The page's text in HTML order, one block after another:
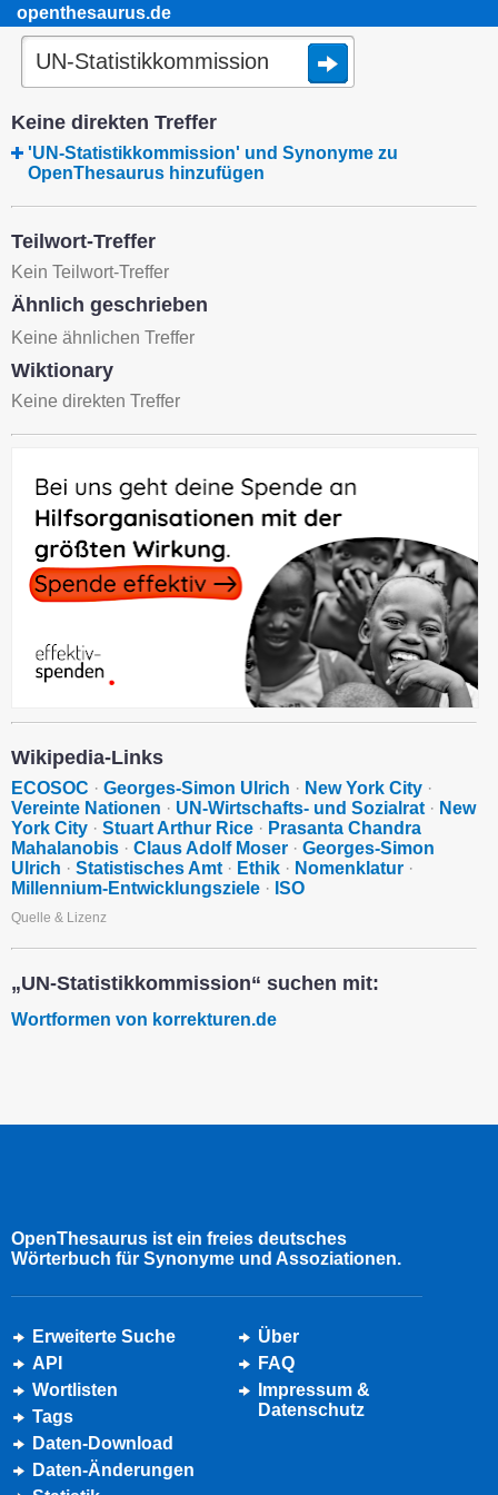
openthesaurus.de
Keine direkten Treffer
'UN-Statistikkommission' und Synonyme zu
OpenThesaurus hinzufügen
Teilwort-Treffer
Kein Teilwort-Treffer
Ähnlich geschrieben
Keine ähnlichen Treffer
Wiktionary
Keine direkten Treffer
Wikipedia-Links
ECOSOC · Georges-Simon Ulrich · New York City ·
Vereinte Nationen · UN-Wirtschafts- und Sozialrat · New
York City · Stuart Arthur Rice · Prasanta Chandra
Mahalanobis · Claus Adolf Moser · Georges-Simon
Ulrich · Statistisches Amt · Ethik · Nomenklatur ·
Millennium-Entwicklungsziele · ISO
Quelle & Lizenz
„UN-Statistikkommission“ suchen mit:
Wortformen von korrekturen.de
OpenThesaurus ist ein freies deutsches
Wörterbuch für Synonyme und Assoziationen.
Erweiterte Suche
API
Wortlisten
Tags
Daten-Download
Daten-Änderungen
Über
FAQ
Impressum &
Datenschutz